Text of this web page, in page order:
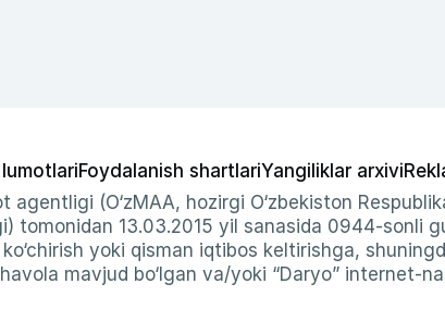
Foydalanish shartlariYangiliklar arxivi
(O‘zMAA, hozirgi O‘zbekiston
tomonidan 13.03.2015 yil sanasida 0944-sonli
yoki qisman iqtibos keltirishga,
mavjud bo‘lgan va/yoki “Daryo” internet-